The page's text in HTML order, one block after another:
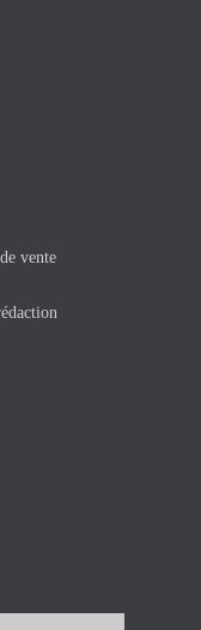
vente